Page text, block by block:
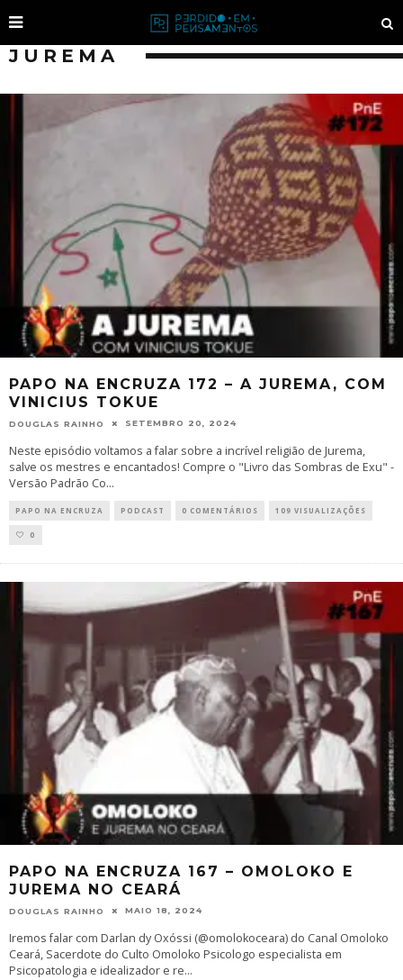
JUREMA
PAPO NA ENCRUZA 172 – A JUREMA, COM
VINICIUS TOKUE
DOUGLAS RAINHO SETEMBRO 20, 2024
Neste episódio voltamos a falar sobre a incrível religião de Jurema,
salve os mestres e encantados! Compre o "Livro das Sombras de Exu" -
Versão Padrão Co...
PAPO NA ENCRUZA PODCAST 0 COMENTÁRIOS 109 VISUALIZAÇÕES
0
PAPO NA ENCRUZA 167 – OMOLOKO E
JUREMA NO CEARÁ
DOUGLAS RAINHO MAIO 18, 2024
Iremos falar com Darlan dy Oxóssi (@omolokoceara) do Canal Omoloko
Ceará, Sacerdote do Culto Omoloko Psicologo especialista em
Psicopatologia e idealizador e re...